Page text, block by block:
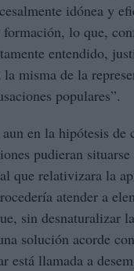
idónea y
formación, lo que,
entendido,
misma de la
populares”.
en la hipótesis de
pudieran
que relativizara la
atender a
sin desnaturalizar
solución acorde
está llamada a